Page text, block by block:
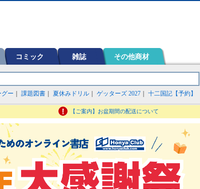
コミック 雑誌 その他商材
グー 課題図書 夏休みドリル ゲッターズ 2027 十二国記【予約】
【ご案内】お盆期間の配送について